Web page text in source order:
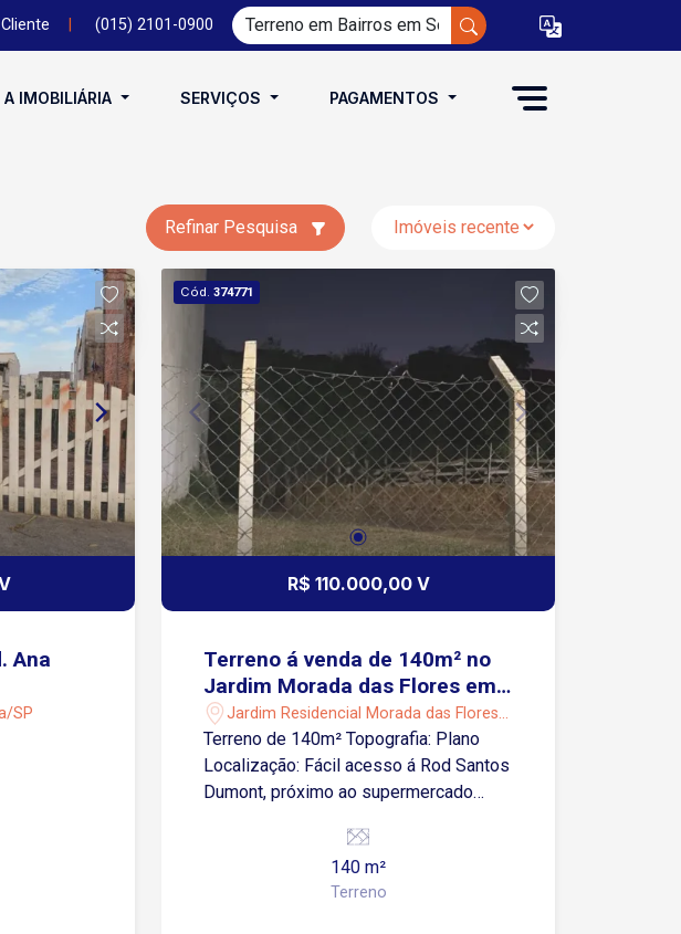
(015) 2101-0900
A IMOBILIÁRIA SERVIÇOS PAGAMENTOS
Refinar Pesquisa
Ana
SP
Cód. 374771
R$ 110.000,00 V
Terreno á venda de 140m² no
Jardim Morada das Flores em
Sorocaba-SP
Jardim Residencial Morada das Flores -
Sorocaba/SP
Terreno de 140m² Topografia: Plano
Localização: Fácil acesso á Rod Santos
Dumont, próximo ao supermercado
Aparecidinha e comércios em geral.
140 m²
Terreno